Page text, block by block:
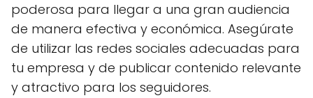
poderosa para llegar a una gran audiencia
de manera efectiva y económica. Asegúrate
de utilizar las redes sociales adecuadas para
tu empresa y de publicar contenido relevante
y atractivo para los seguidores.